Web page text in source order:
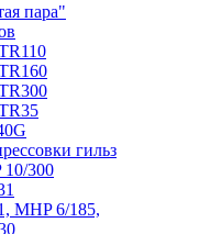
пара"
гильз
300
MHP 6/185,